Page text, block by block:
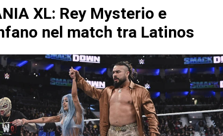
XL: Rey Mysterio e
nel match tra Latinos